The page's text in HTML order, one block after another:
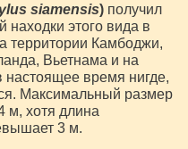
siamensis) получил
находки этого вида в
территории Камбоджи,
Вьетнама и на
настоящее время нигде,
Максимальный размер
м, хотя длина
3 м.